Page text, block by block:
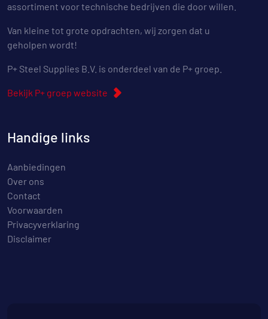
assortiment voor technische bedrijven die door willen.
Van kleine tot grote opdrachten, wij zorgen dat u
geholpen wordt!
P+ Steel Supplies B.V. is onderdeel van de P+ groep.
Bekijk P+ groep website
Handige links
Aanbiedingen
Over ons
Contact
Voorwaarden
Privacyverklaring
Disclaimer